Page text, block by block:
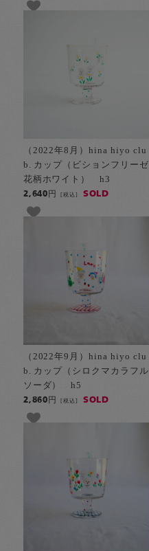
（2022年8月）hina hiyo clu
b. カップ（ビションフリーゼ
花柄ホワイト） h3
2,640円[税込] SOLD
（2022年9月）hina hiyo clu
b. カップ（シロクマカラフル
ソーダ） h5
2,860円[税込] SOLD